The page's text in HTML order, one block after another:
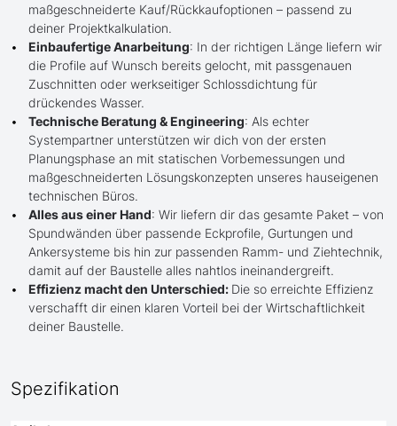
maßgeschneiderte Kauf/Rückkaufoptionen – passend zu
deiner Projektkalkulation.
Einbaufertige Anarbeitung: In der richtigen Länge liefern wir
die Profile auf Wunsch bereits gelocht, mit passgenauen
Zuschnitten oder werkseitiger Schlossdichtung für
drückendes Wasser.
Technische Beratung & Engineering: Als echter
Systempartner unterstützen wir dich von der ersten
Planungsphase an mit statischen Vorbemessungen und
maßgeschneiderten Lösungskonzepten unseres hauseigenen
technischen Büros.
Alles aus einer Hand: Wir liefern dir das gesamte Paket – von
Spundwänden über passende Eckprofile, Gurtungen und
Ankersysteme bis hin zur passenden Ramm- und Ziehtechnik,
damit auf der Baustelle alles nahtlos ineinandergreift.
Effizienz macht den Unterschied: Die so erreichte Effizienz
verschafft dir einen klaren Vorteil bei der Wirtschaftlichkeit
deiner Baustelle.
Spezifikation